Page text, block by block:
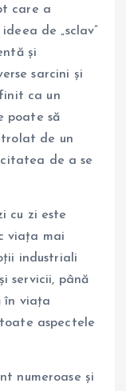
care a
de „sclav”
și
sarcini și
ca un
poate să
de un
de a se
cu zi este
viața mai
industriali
servicii, până
în viața
aspectele
numeroase și